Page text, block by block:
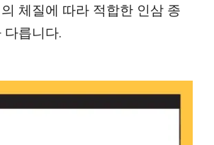
체질에 따라 적합한 인삼 종
다릅니다.